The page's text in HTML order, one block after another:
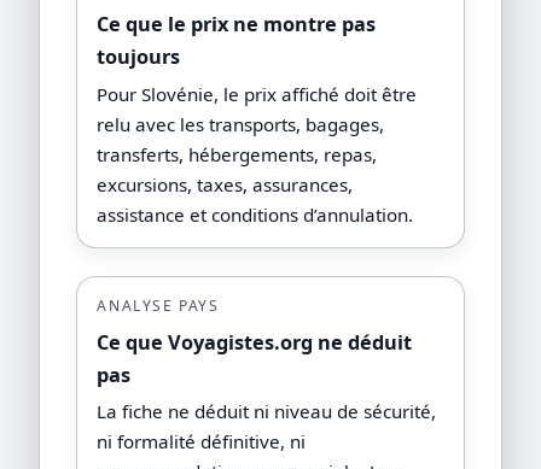
Ce que le prix ne montre pas
toujours
Pour Slovénie, le prix affiché doit être
relu avec les transports, bagages,
transferts, hébergements, repas,
excursions, taxes, assurances,
assistance et conditions d’annulation.
ANALYSE PAYS
Ce que Voyagistes.org ne déduit
pas
La fiche ne déduit ni niveau de sécurité,
ni formalité définitive, ni